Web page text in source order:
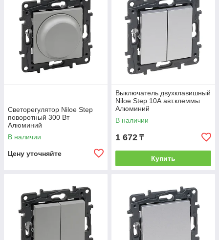
Светорегулятор Niloe Step
поворотный 300 Вт
Алюминий
В наличии
Цену уточняйте
Выключатель двухклавишный
Niloe Step 10А авт.клеммы
Алюминий
В наличии
1 672 ₸
Купить